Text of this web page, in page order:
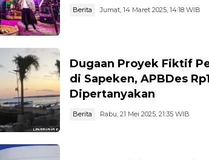
Berita Jumat, 14 Maret 2025, 14:18 WIB
Dugaan Proyek Fiktif
di Sapeken, APBDes
Dipertanyakan
Berita Rabu, 21 Mei 2025, 21:35 WIB